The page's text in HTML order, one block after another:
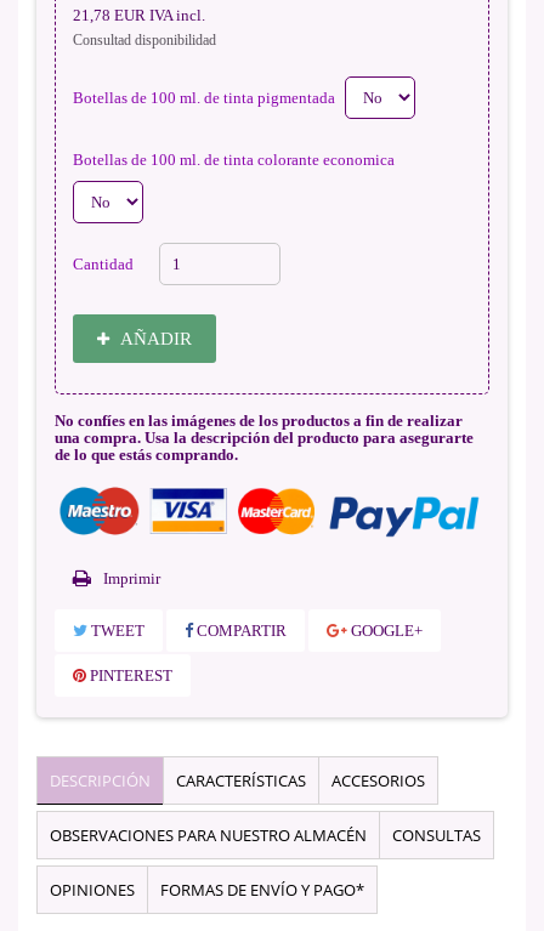
21,78 EUR IVA incl.
Consultad disponibilidad
Botellas de 100 ml. de tinta pigmentada
Botellas de 100 ml. de tinta colorante economica
Cantidad
AÑADIR
No confíes en las imágenes de los productos a fin de realizar
una compra. Usa la descripción del producto para asegurarte
de lo que estás comprando.
Imprimir
TWEET COMPARTIR GOOGLE+
PINTEREST
DESCRIPCIÓN CARACTERÍSTICAS ACCESORIOS
OBSERVACIONES PARA NUESTRO ALMACÉN CONSULTAS
OPINIONES FORMAS DE ENVÍO Y PAGO*